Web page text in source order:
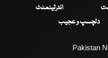
انٹرٹینمنٹ
دلچسپ و عجیب
Pakistan